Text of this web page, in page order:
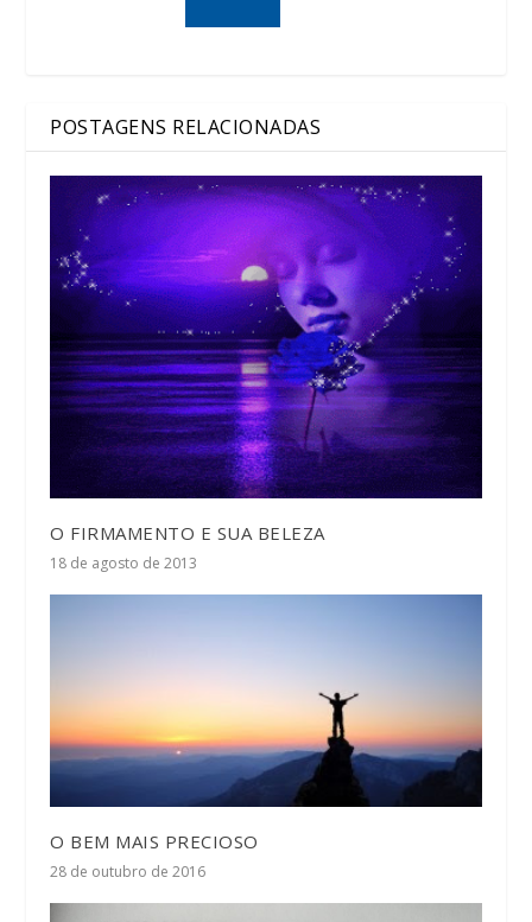
POSTAGENS RELACIONADAS
O FIRMAMENTO E SUA BELEZA
18 de agosto de 2013
O BEM MAIS PRECIOSO
28 de outubro de 2016